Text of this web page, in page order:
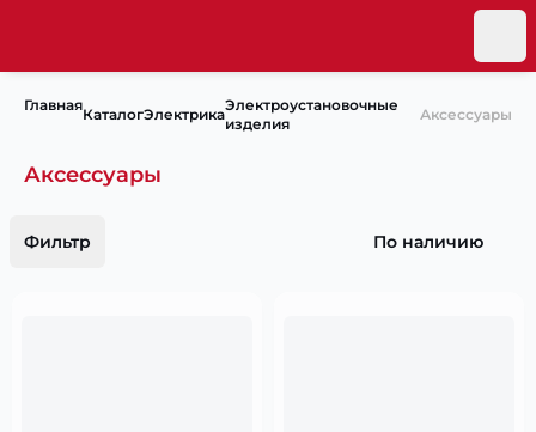
Главная
КаталогЭлектрика
Электроустановочные
изделия
Аксессуары
Аксессуары
Фильтр По наличию